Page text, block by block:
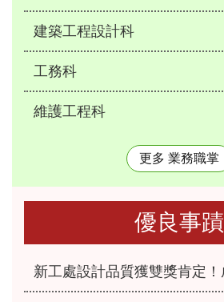
建築工程設計科
工務科
維護工程科
更多 業務職掌
優良事蹟